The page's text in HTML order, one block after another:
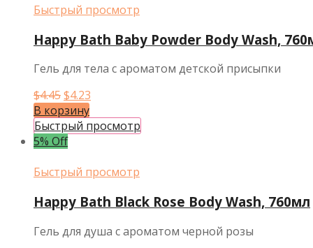
Быстрый просмотр
Happy Bath Baby Powder Body Wash,
Гель для тела с ароматом детской присыпки
$4.45Первоначальная
цена
составляла
$4.45.
$4.23
$4.23.
В корзину
Быстрый просмотр
5% Off
Быстрый просмотр
Happy Bath Black Rose Body Wash, 760мл
Гель для душа с ароматом черной розы